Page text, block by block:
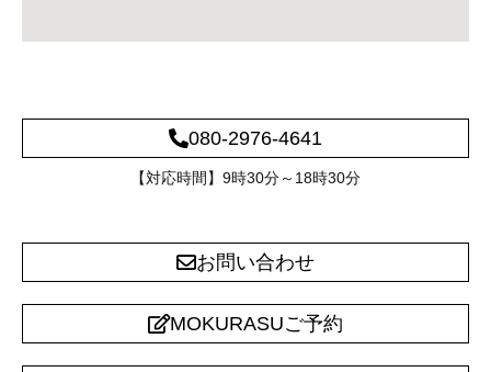
080-2976-4641
【対応時間】9時30分～18時30分
お問い合わせ
MOKURASUご予約